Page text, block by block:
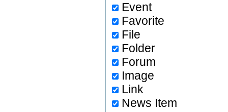
Event
Favorite
File
Folder
Forum
Image
Link
News Item